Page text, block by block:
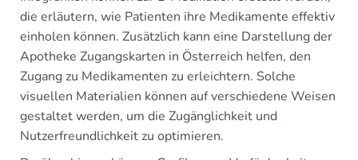
die erläutern, wie Patienten ihre Medikamente effektiv
einholen können. Zusätzlich kann eine Darstellung der
Apotheke Zugangskarten in Österreich helfen, den
Zugang zu Medikamenten zu erleichtern. Solche
visuellen Materialien können auf verschiedene Weisen
gestaltet werden, um die Zugänglichkeit und
Nutzerfreundlichkeit zu optimieren.